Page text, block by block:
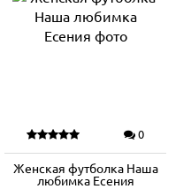
0
Женская футболка Наша
любимка Есения